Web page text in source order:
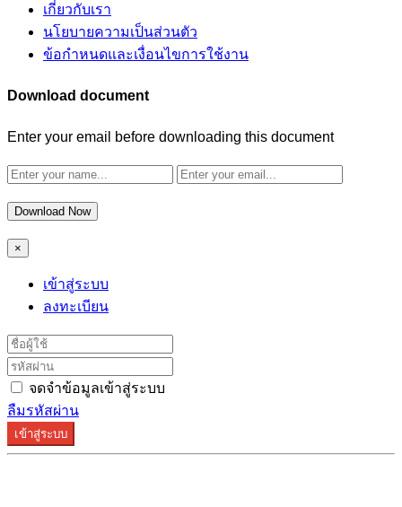
เกี่ยวกับเรา
นโยบายความเป็นส่วนตัว
ข้อกำหนดและเงื่อนไขการใช้งาน
Download document
Enter your email before downloading this document
Download Now
×
เข้าสู่ระบบ
ลงทะเบียน
จดจำข้อมูลเข้าสู่ระบบ
ลืมรหัสผ่าน
เข้าสู่ระบบ